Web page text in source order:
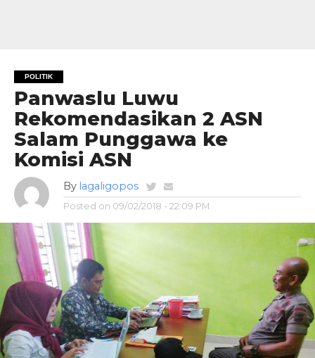
POLITIK
Panwaslu Luwu
Rekomendasikan 2 ASN
Salam Punggawa ke
Komisi ASN
By lagaligopos
Posted on 09/02/2018 - 22:09 PM